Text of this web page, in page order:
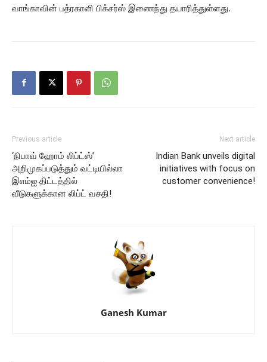
வாங்காவின் பத்ரகாளி பிக்சர்ஸ் இணைந்து தயாரித்துள்ளது.
Previous article
‘நிபாவ் ஹோம் லிப்ட்ஸ்’
அறிமுகப்படுத்தும் வட்டியில்லா
இஎம்ஐ திட்டத்தில்
வீடுகளுக்கான லிப்ட் வசதி!
Next article
Indian Bank unveils digital
initiatives with focus on
customer convenience!
Ganesh Kumar